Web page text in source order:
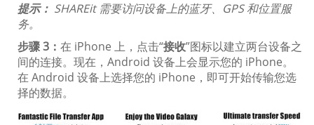
提示： SHAREit 需要访问设备上的蓝牙、GPS 和位置服
务。
步骤 3： 在 iPhone 上，点击“接收”图标以建立两台设备之
间的连接。现在，Android 设备上会显示您的 iPhone。
在 Android 设备上选择您的 iPhone，即可开始传输您选
择的数据。